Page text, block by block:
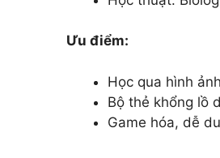
Ưu điểm:
Học qua hình
Bộ thẻ khổng lồ
Game hóa, dễ